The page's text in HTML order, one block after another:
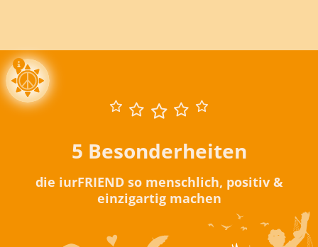
5 Besonderheiten
die iurFRIEND so menschlich, positiv &
einzigartig machen